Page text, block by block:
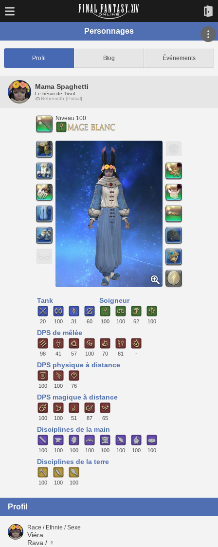
Personnages
Profil Blog Événements
Mama Spaghetti
Le trésor de Tiisol
Behemoth [Primal]
Niveau 100
Tank
20 100 31 60
Soigneur
100 100 62 100
DPS de mêlée
98 41 57 100 70 81 -
DPS physique à distance
100 100 76
DPS magique à distance
100 100 51 87 65
Disciplines de la main
100 100 100 100 100 100 100 100
Disciplines de la terre
100 100 100
Profil
Race / Ethnie / Sexe
Viéra
Rava / ♀